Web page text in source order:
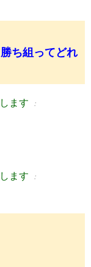
ち組ってどれ
ます ：
ます ：